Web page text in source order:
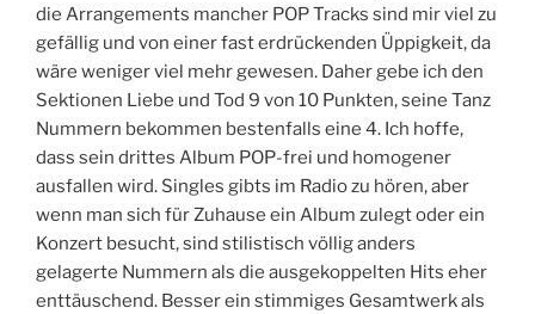
die Arrangements mancher POP Tracks sind mir viel zu
gefällig und von einer fast erdrückenden Üppigkeit, da
wäre weniger viel mehr gewesen. Daher gebe ich den
Sektionen Liebe und Tod 9 von 10 Punkten, seine Tanz
Nummern bekommen bestenfalls eine 4. Ich hoffe,
dass sein drittes Album POP-frei und homogener
ausfallen wird. Singles gibts im Radio zu hören, aber
wenn man sich für Zuhause ein Album zulegt oder ein
Konzert besucht, sind stilistisch völlig anders
gelagerte Nummern als die ausgekoppelten Hits eher
enttäuschend. Besser ein stimmiges Gesamtwerk als